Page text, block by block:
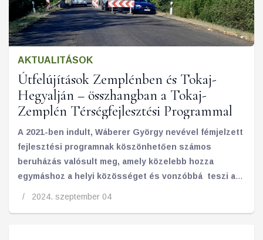
AKTUALITÁSOK
Útfelújítások Zemplénben és Tokaj-
Hegyalján – összhangban a Tokaj-
Zemplén Térségfejlesztési Programmal
A 2021-ben indult, Wáberer György nevével fémjelzett
fejlesztési programnak köszönhetően számos
beruházás valósult meg, amely közelebb hozza
egymáshoz a helyi közösséget és vonzóbbá teszi a
2024. szeptember 04